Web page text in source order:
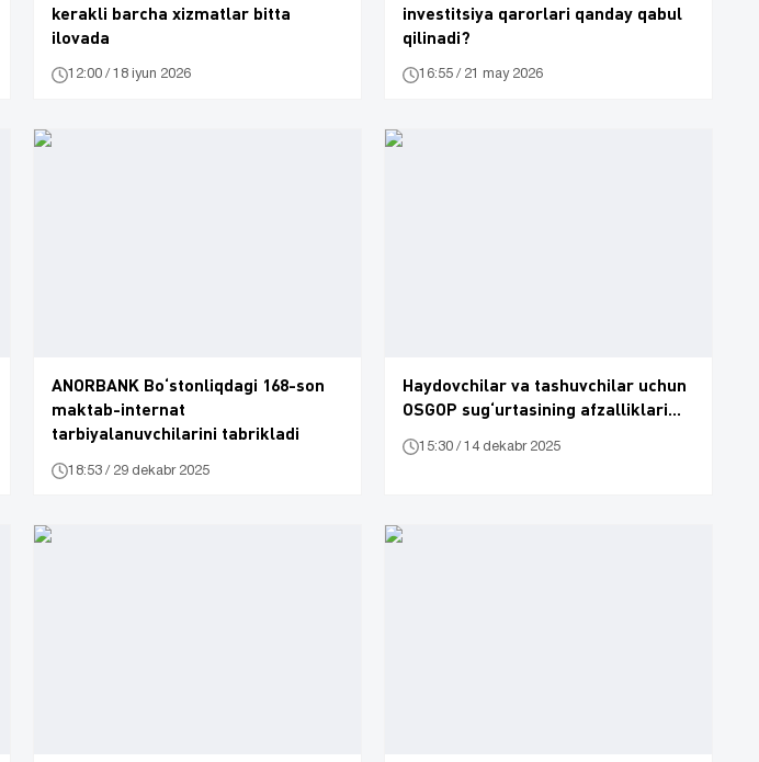
kerakli barcha xizmatlar bitta
ilovada
12:00 / 18 iyun 2026
investitsiya qarorlari qanday qabul
qilinadi?
16:55 / 21 may 2026
ANORBANK Boʻstonliqdagi 168-son
maktab-internat
tarbiyalanuvchilarini tabrikladi
18:53 / 29 dekabr 2025
Haydovchilar va tashuvchilar uchun
OSGOP sug‘urtasining afzalliklari...
15:30 / 14 dekabr 2025